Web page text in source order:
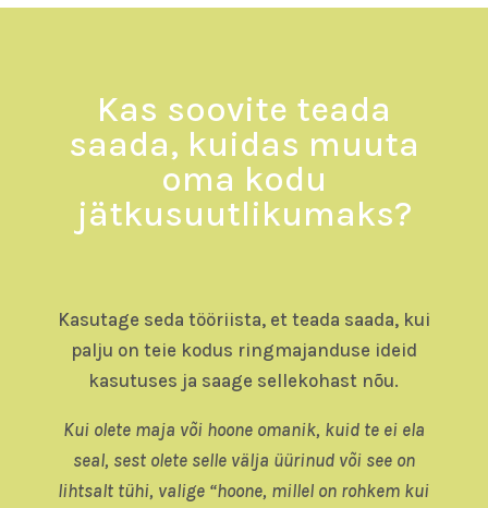
Kas soovite teada
saada, kuidas muuta
oma kodu
jätkusuutlikumaks?
Kasutage seda tööriista, et teada saada, kui
palju on teie kodus ringmajanduse ideid
kasutuses ja saage sellekohast nõu.
Kui olete maja või hoone omanik, kuid te ei ela
seal, sest olete selle välja üürinud või see on
lihtsalt tühi, valige “hoone, millel on rohkem kui